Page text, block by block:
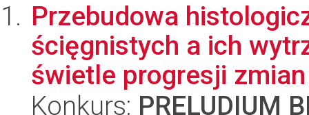
Przebudowa
ścięgnistych a ich
świetle progresji
Konkurs: PRELUDIUM